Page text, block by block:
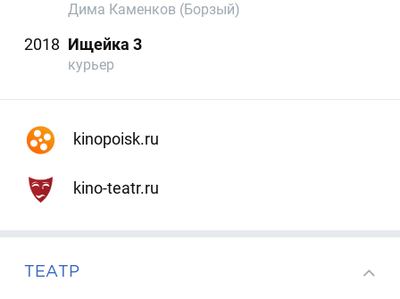
Дима Каменков (Борзый)
2018 Ищейка 3
курьер
kinopoisk.ru
kino-teatr.ru
ТЕАТР